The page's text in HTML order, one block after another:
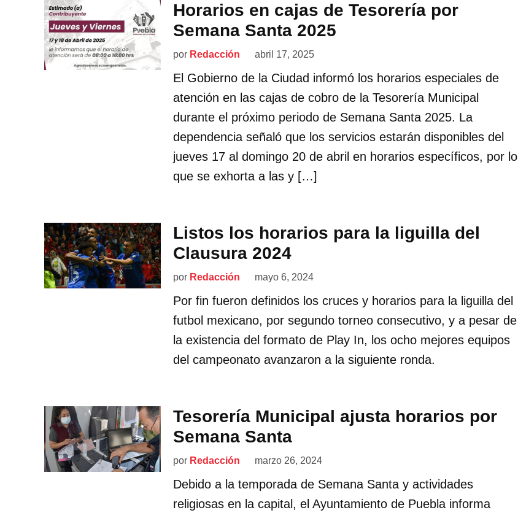
Horarios en cajas de Tesorería por
Semana Santa 2025
por Redacción abril 17, 2025
El Gobierno de la Ciudad informó los horarios especiales de
atención en las cajas de cobro de la Tesorería Municipal
durante el próximo periodo de Semana Santa 2025. La
dependencia señaló que los servicios estarán disponibles del
jueves 17 al domingo 20 de abril en horarios específicos, por lo
que se exhorta a las y […]
Listos los horarios para la liguilla del
Clausura 2024
por Redacción mayo 6, 2024
Por fin fueron definidos los cruces y horarios para la liguilla del
futbol mexicano, por segundo torneo consecutivo, y a pesar de
la existencia del formato de Play In, los ocho mejores equipos
del campeonato avanzaron a la siguiente ronda.
Tesorería Municipal ajusta horarios por
Semana Santa
por Redacción marzo 26, 2024
Debido a la temporada de Semana Santa y actividades
religiosas en la capital, el Ayuntamiento de Puebla informa